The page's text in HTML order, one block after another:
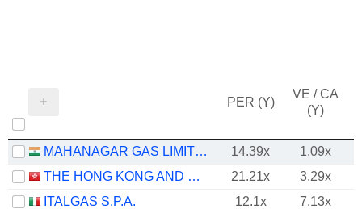
PER (Y)
VE / CA
(Y)
MAHANAGAR GAS LIMITED 14.39x
1.09x
THE HONG KONG AND CHINA GAS COMPANY LIMITED
21.21x 3.29x
ITALGAS S.P.A.
12.1x
7.13x